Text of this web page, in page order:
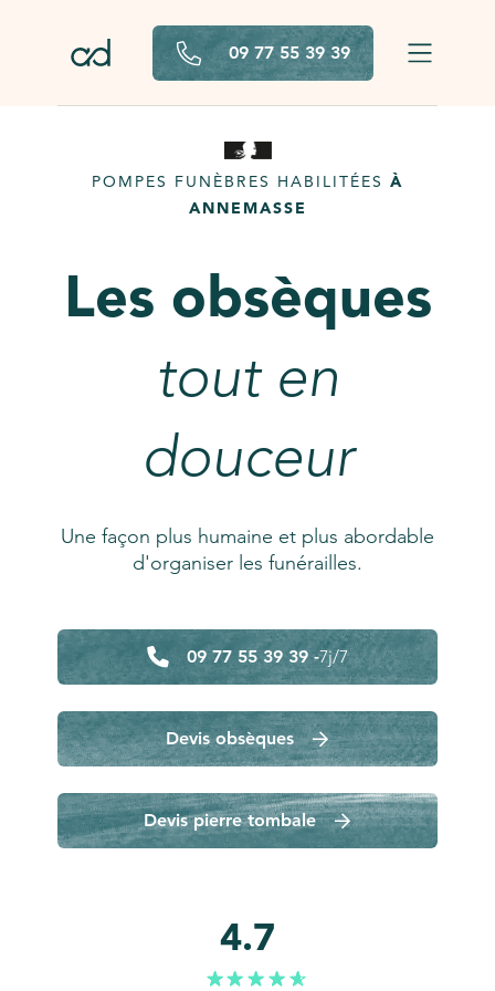
09 77 55 39 39
POMPES FUNÈBRES HABILITÉES À
ANNEMASSE
Les obsèques
tout en
douceur
Une façon plus humaine et plus abordable
d'organiser les funérailles.
09 77 55 39 39 -7j/7
Devis obsèques
Devis pierre tombale
4.7